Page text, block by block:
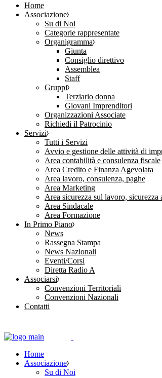
Home
Associazione
Su di Noi
Categorie rappresentate
Organigramma
Giunta
Consiglio direttivo
Assemblea
Staff
Gruppi
Terziario donna
Giovani Imprenditori
Organizzazioni Associate
Richiedi il Patrocinio
Servizi
Tutti i Servizi
Avvio e gestione delle attività di
Area contabilità e consulenza fiscale
Area Credito e Finanza Agevolata
Area lavoro, consulenza, paghe
Area Marketing
Area sicurezza sul lavoro,
Area Sindacale
Area Formazione
In Primo Piano
News
Rassegna Stampa
News Nazionali
Eventi/Corsi
Diretta Radio A
Associarsi
Convenzioni Territoriali
Convenzioni Nazionali
Contatti
Home
Associazione
Su di Noi